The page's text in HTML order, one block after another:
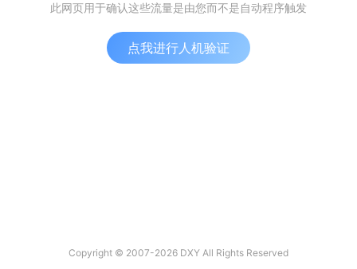
此网页用于确认这些流量是由您而不是自动程序触发
点我进行人机验证
Copyright © 2007-2026 DXY All Rights Reserved